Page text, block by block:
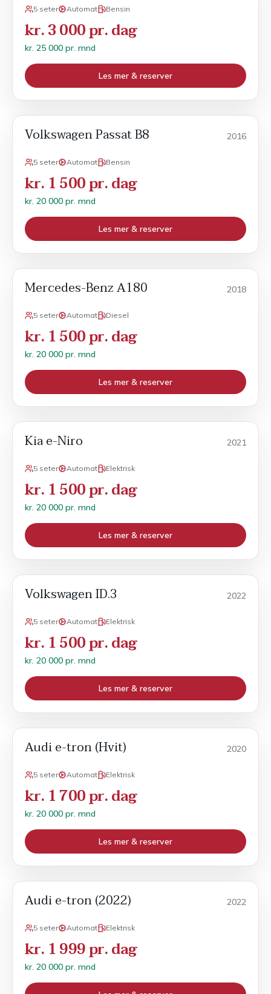
5 seter Automat Bensin
kr. 3 000 pr. dag
kr. 25 000 pr. mnd
Les mer & reserver
Volkswagen Passat B8 2016
5 seter Automat Bensin
kr. 1 500 pr. dag
kr. 20 000 pr. mnd
Les mer & reserver
Mercedes-Benz A180 2018
5 seter Automat Diesel
kr. 1 500 pr. dag
kr. 20 000 pr. mnd
Les mer & reserver
Kia e-Niro 2021
5 seter Automat Elektrisk
kr. 1 500 pr. dag
kr. 20 000 pr. mnd
Les mer & reserver
Volkswagen ID.3 2022
5 seter Automat Elektrisk
kr. 1 500 pr. dag
kr. 20 000 pr. mnd
Les mer & reserver
Audi e-tron (Hvit) 2020
5 seter Automat Elektrisk
kr. 1 700 pr. dag
kr. 20 000 pr. mnd
Les mer & reserver
Audi e-tron (2022) 2022
5 seter Automat Elektrisk
kr. 1 999 pr. dag
kr. 20 000 pr. mnd